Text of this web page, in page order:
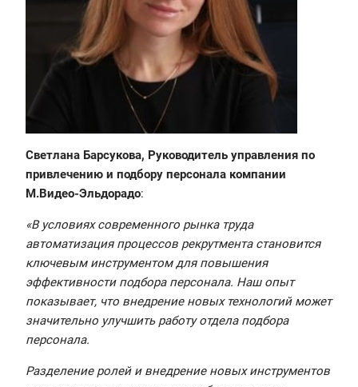
Светлана Барсукова, Руководитель управления по
привлечению и подбору персонала компании
М.Видео-Эльдорадо:
«В условиях современного рынка труда
автоматизация процессов рекрутмента становится
ключевым инструментом для повышения
эффективности подбора персонала. Наш опыт
показывает, что внедрение новых технологий может
значительно улучшить работу отдела подбора
персонала.
Разделение ролей и внедрение новых инструментов